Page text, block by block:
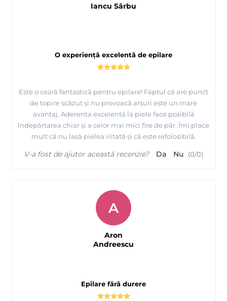
O experiență excelentă de epilare
Este o ceară fantastică pentru epilare! Faptul că are punct
de topire scăzut și nu provoacă arsuri este un mare
avantaj. Aderenta excelentă la piele face posibilă
îndepărtarea chiar și a celor mai mici fire de păr. Îmi place
mult că nu lasă pielea iritată și că este refolosibilă.
Iancu Sârbu
V-a fost de ajutor această recenzie? Da Nu (0/0)
Epilare fără durere
A
Aron
Andreescu